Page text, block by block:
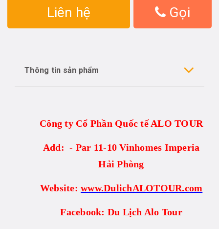
Liên hệ Gọi
Thông tin sản phẩm
Công ty Cổ Phần Quốc tế ALO TOUR
Add: - Par 11-10 Vinhomes Imperia
Hải Phòng
Website: www.DulichALOTOUR.com
Facebook: Du Lịch Alo Tour